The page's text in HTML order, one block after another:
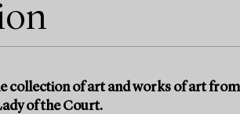
collection of art and works of art
of the Court.